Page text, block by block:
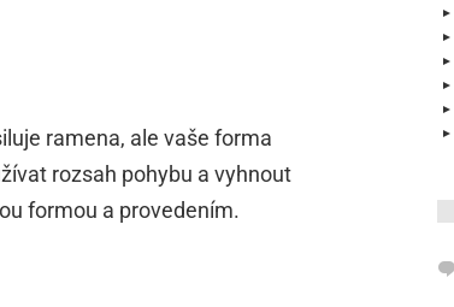
ramena, ale vaše forma
rozsah pohybu a vyhnout
formou a provedením.